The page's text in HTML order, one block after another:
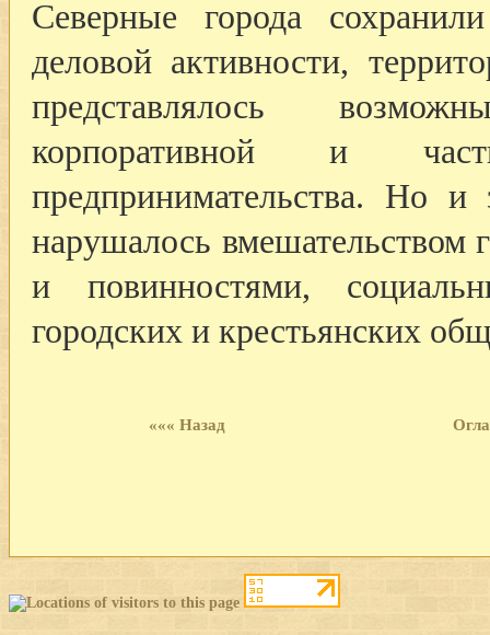
Северные города
деловой активности,
представлялось
корпоративной и
предпринимательства. Но и
нарушалось вмешательством
и повинностями,
городских и крестьянских
««« Назад